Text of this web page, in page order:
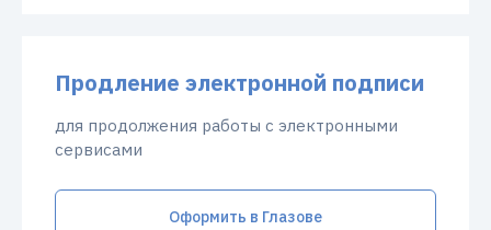
Продление электронной подписи
для продолжения работы с электронными
сервисами
Оформить в Глазове